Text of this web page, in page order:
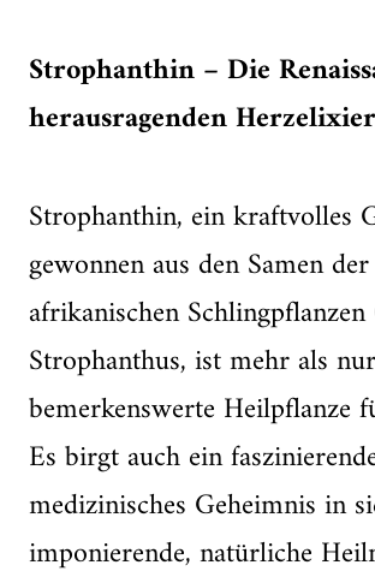
Strophanthin – Die
herausragenden
Strophanthin, ein kraftvolles
gewonnen aus den Samen der
afrikanischen
Strophanthus, ist mehr als
bemerkenswerte Heilpflanze
Es birgt auch ein
medizinisches Geheimnis in
imponierende, natürliche